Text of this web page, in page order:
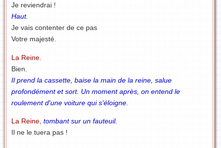
Je reviendrai !
Haut.
Je vais contenter de ce pas
Votre majesté.
La Reine.
Bien.
Il prend la cassette, baise la main de la reine, salue
profondément et sort. Un moment après, on entend le
roulement d'une voiture qui s'éloigne.
La Reine tombant sur un fauteuil.
Il ne le tuera pas !